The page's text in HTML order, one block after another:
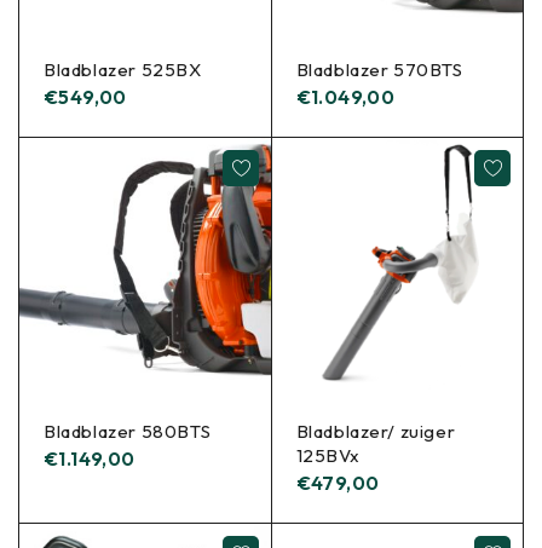
Bladblazer 525BX
€549,00
Bladblazer 570BTS
€1.049,00
Bladblazer 580BTS
€1.149,00
Bladblazer/ zuiger
125BVx
€479,00